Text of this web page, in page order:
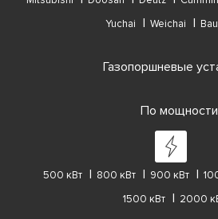
Yuchai
Weichai
Газопоршневые
По мощности
500 кВт 800 кВт 900 кВт
1500 кВт
2000